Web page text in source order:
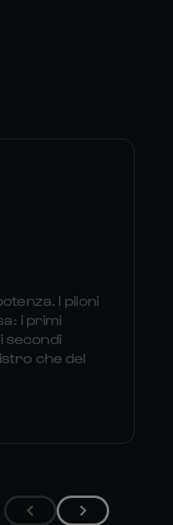
I piloni
i primi
secondi
che del